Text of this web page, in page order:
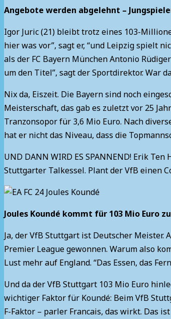
Angebote werden abgelehnt –
Igor Juric (21) bleibt trotz eines 103-
hier was vor”, sagt er, “und Leipzig spielt
als der FC Bayern München Antonio
um den Titel”, sagt der Sportdirektor. War
Nix da, Eiszeit. Die Bayern sind noch
Meisterschaft, das gab es zuletzt vor 25
Tranzonsopor für 3,6 Mio Euro. Nach
hat er nicht das Niveau, dass die
UND DANN WIRD ES SPANNEND! Erik
Stuttgarter Talkessel. Plant der VfB einen
Joules Koundé kommt für 103 Mio Euro
Ja, der VfB Stuttgart ist Deutscher
Premier League gewonnen. Warum also
Lust mehr auf England. “Das Essen, das
Und da der VfB Stuttgart 103 Mio Euro
wichtiger Faktor für Koundé: Beim VfB
F-Faktor – parler Francais, das wirkt. Das